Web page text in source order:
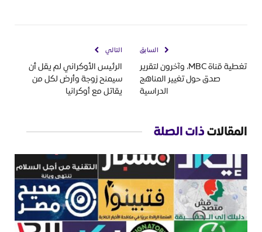
السابق
تغطية قناة MBC، وآخرون لتقرير
صدق حول تغيير المناهج
الدراسية
التالي
الرئيس الأوكراني لم يقل أن
سيمنح زوجة وأرض لكل من
يقاتل مع أوكرانيا
المقالاتذات الصلة